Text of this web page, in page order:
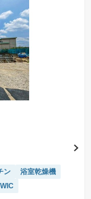
ン
浴室乾燥機
WIC